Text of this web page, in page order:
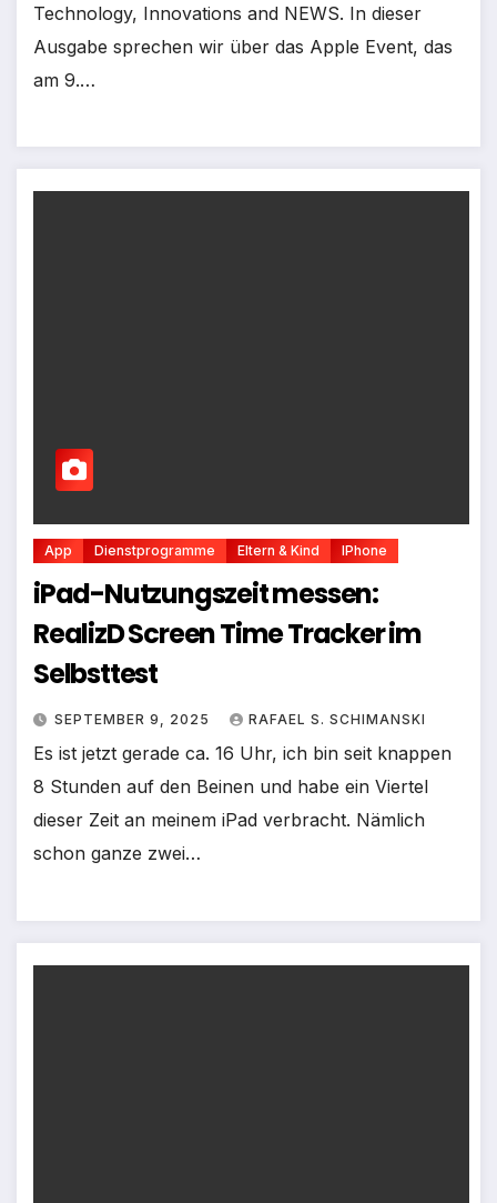
Technology, Innovations and NEWS. In dieser
Ausgabe sprechen wir über das Apple Event, das
am 9.…
App Dienstprogramme Eltern & Kind IPhone
iPad-Nutzungszeit messen:
RealizD Screen Time Tracker im
Selbsttest
SEPTEMBER 9, 2025 RAFAEL S. SCHIMANSKI
Es ist jetzt gerade ca. 16 Uhr, ich bin seit knappen
8 Stunden auf den Beinen und habe ein Viertel
dieser Zeit an meinem iPad verbracht. Nämlich
schon ganze zwei…